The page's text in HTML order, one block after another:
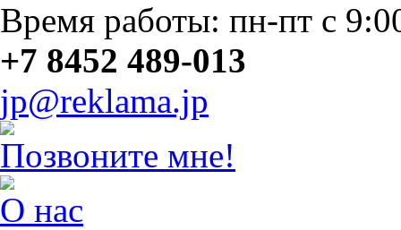
Время работы: пн-пт с
+7 8452 489-013
jp@reklama.jp
Позвоните мне!
О нас